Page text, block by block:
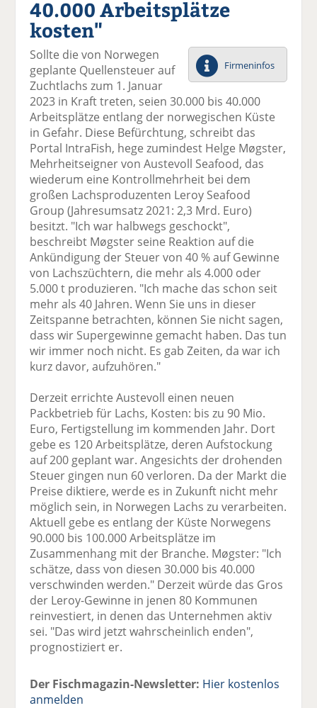
el
a
F
ac
e
b
o
o
k
te
il
e
n
tt
er
n
Li
n
k
e
di
n
te
il
e
n
E
m
ai
l
v
se
n
ck
e
n
40.000 Arbeitsplätze
kosten"
Firmeninfos
Sollte die von Norwegen
geplante Quellensteuer auf
Zuchtlachs zum 1. Januar
2023 in Kraft treten, seien 30.000 bis 40.000
Arbeitsplätze entlang der norwegischen Küste
in Gefahr. Diese Befürchtung, schreibt das
Portal IntraFish, hege zumindest Helge Møgster,
Mehrheitseigner von Austevoll Seafood, das
wiederum eine Kontrollmehrheit bei dem
großen Lachsproduzenten Leroy Seafood
Group (Jahresumsatz 2021: 2,3 Mrd. Euro)
besitzt. "Ich war halbwegs geschockt",
beschreibt Møgster seine Reaktion auf die
Ankündigung der Steuer von 40 % auf Gewinne
von Lachszüchtern, die mehr als 4.000 oder
5.000 t produzieren. "Ich mache das schon seit
mehr als 40 Jahren. Wenn Sie uns in dieser
Zeitspanne betrachten, können Sie nicht sagen,
dass wir Supergewinne gemacht haben. Das tun
wir immer noch nicht. Es gab Zeiten, da war ich
kurz davor, aufzuhören."
Derzeit errichte Austevoll einen neuen
Packbetrieb für Lachs, Kosten: bis zu 90 Mio.
Euro, Fertigstellung im kommenden Jahr. Dort
gebe es 120 Arbeitsplätze, deren Aufstockung
auf 200 geplant war. Angesichts der drohenden
Steuer gingen nun 60 verloren. Da der Markt die
Preise diktiere, werde es in Zukunft nicht mehr
möglich sein, in Norwegen Lachs zu verarbeiten.
Aktuell gebe es entlang der Küste Norwegens
90.000 bis 100.000 Arbeitsplätze im
Zusammenhang mit der Branche. Møgster: "Ich
schätze, dass von diesen 30.000 bis 40.000
verschwinden werden." Derzeit würde das Gros
der Leroy-Gewinne in jenen 80 Kommunen
reinvestiert, in denen das Unternehmen aktiv
sei. "Das wird jetzt wahrscheinlich enden",
prognostiziert er.
Der Fischmagazin-Newsletter: Hier kostenlos
anmelden